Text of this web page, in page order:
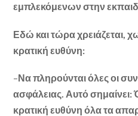
εμπλεκόμενων στην
Εδώ και τώρα χρειάζεται,
κρατική ευθύνη:
–Να πληρούνται όλες οι
ασφάλειας. Αυτό σημαίνει:
κρατική ευθύνη όλα τα